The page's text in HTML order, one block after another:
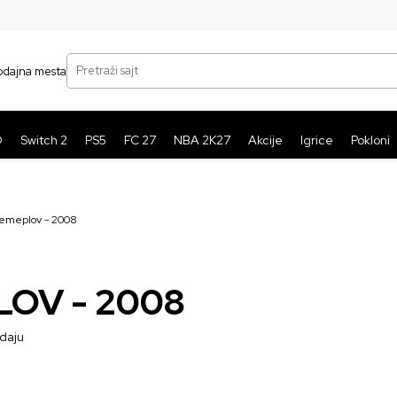
mesta
Pretraži sajt
Switch 2 PS5 FC 27 NBA 2K27 Akcije Igrice Pokloni
- 2008
- 2008